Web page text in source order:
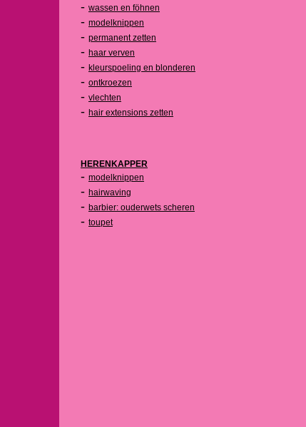
- wassen en föhnen
- modelknippen
- permanent zetten
- haar verven
- kleurspoeling en blonderen
- ontkroezen
- vlechten
- hair extensions zetten
HERENKAPPER
- modelknippen
- hairwaving
- barbier: ouderwets scheren
- toupet